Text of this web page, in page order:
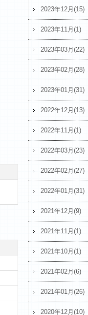
2023年12月(15)
2023年11月(1)
2023年03月(22)
2023年02月(28)
2023年01月(31)
2022年12月(13)
2022年11月(1)
2022年03月(23)
2022年02月(27)
2022年01月(31)
2021年12月(9)
2021年11月(1)
2021年10月(1)
2021年02月(6)
2021年01月(26)
2020年12月(10)